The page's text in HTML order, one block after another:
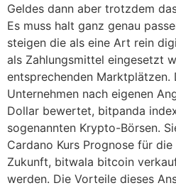
Geldes dann aber trotzdem
Es muss halt ganz genau
steigen die als eine Art rein
als Zahlungsmittel eingesetzt
entsprechenden
Unternehmen nach eigenen
Dollar bewertet, bitpanda
sogenannten Krypto-Börsen.
Cardano Kurs Prognose für
Zukunft, bitwala bitcoin
werden. Die Vorteile dieses